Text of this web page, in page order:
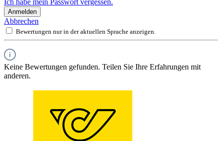
Ich habe mein Passwort vergessen.
Anmelden
Abbrechen
Bewertungen nur in der aktuellen Sprache anzeigen.
Keine Bewertungen gefunden. Teilen Sie Ihre Erfahrungen mit
anderen.